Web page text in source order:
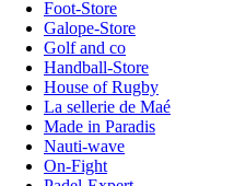
Foot-Store
Galope-Store
Golf and co
Handball-Store
House of Rugby
La sellerie de Maé
Made in Paradis
Nauti-wave
On-Fight